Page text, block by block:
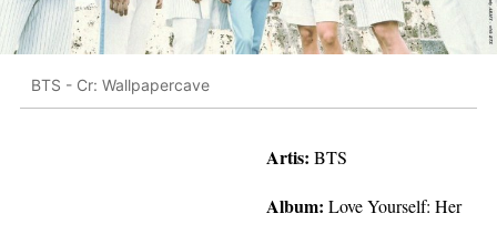
BTS - Cr: Wallpapercave
Artis: BTS
Album: Love Yourself: Her